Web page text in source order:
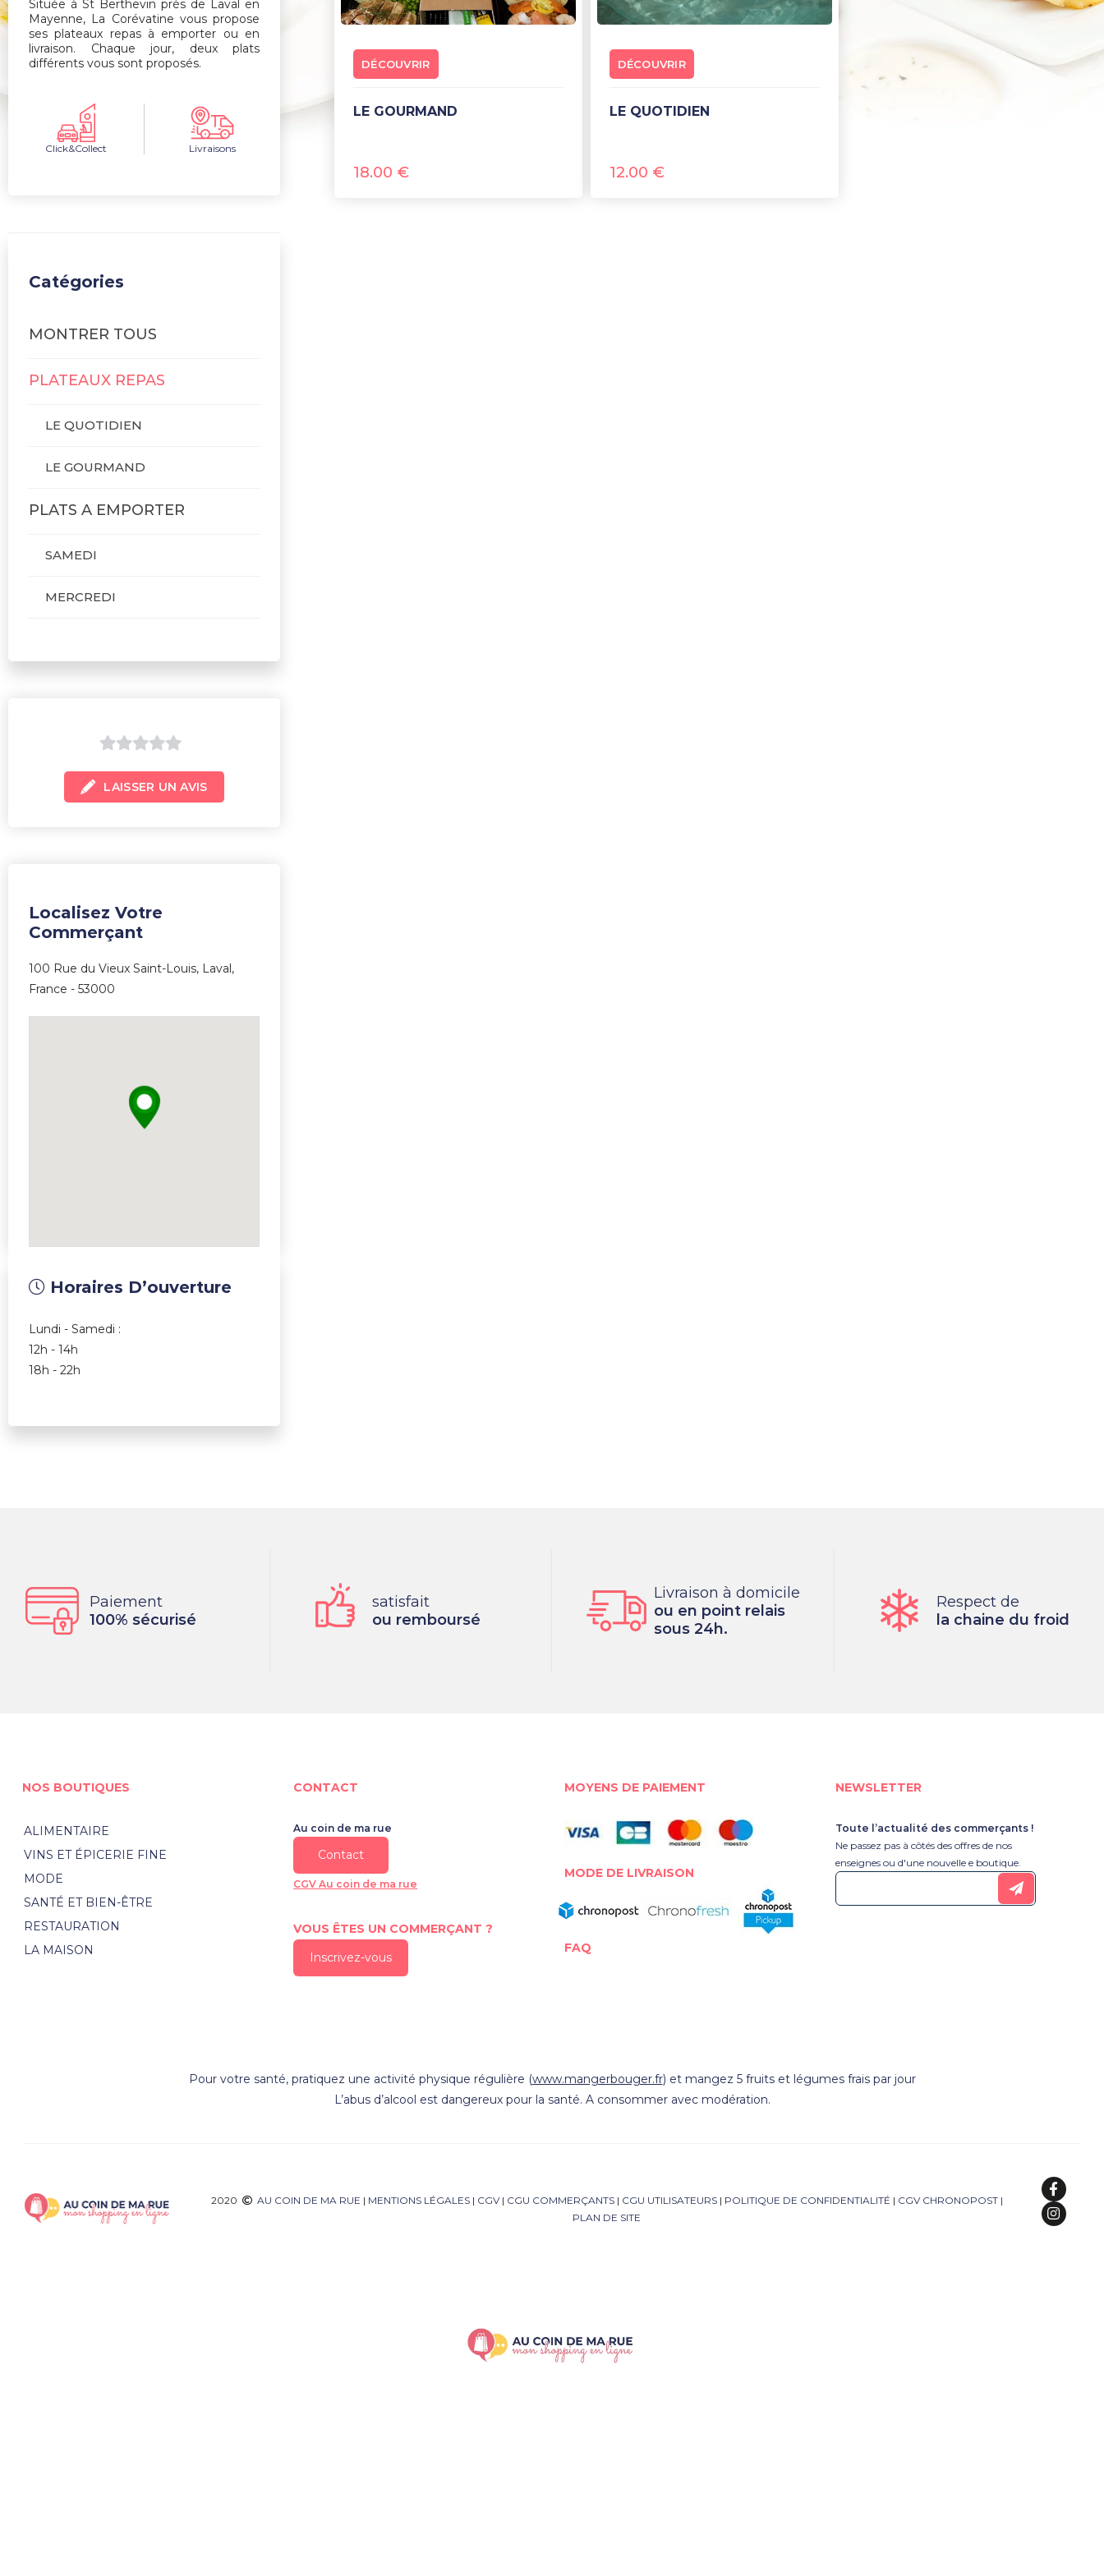
LE GOURMAND
18.00 €
DÉCOUVRIR
LE QUOTIDIEN
12.00 €
DÉCOUVRIR
Située à St Berthevin près de Laval en
Mayenne, La Corévatine vous propose
ses plateaux repas à emporter ou en
livraison. Chaque jour, deux plats
différents vous sont proposés.
Click&Collect Livraisons
Catégories
MONTRER TOUS
PLATEAUX REPAS
LE QUOTIDIEN
LE GOURMAND
PLATS A EMPORTER
SAMEDI
MERCREDI
sur
LAISSER UN AVIS
Localisez Votre
Commerçant
100 Rue du Vieux Saint-Louis, Laval,
France - 53000
Horaires D’ouverture
Lundi - Samedi :
12h - 14h
18h - 22h
Paiement
100% sécurisé
satisfait
ou remboursé
Livraison à domicile
ou en point relais
sous 24h.
Respect de
la chaine du froid
NOS BOUTIQUES
ALIMENTAIRE
VINS ET ÉPICERIE FINE
MODE
SANTÉ ET BIEN-ÊTRE
RESTAURATION
LA MAISON
CONTACT
Au coin de ma rue
Contact
CGV Au coin de ma rue
VOUS ÊTES UN COMMERÇANT ?
Inscrivez-vous
MOYENS DE PAIEMENT
MODE DE LIVRAISON
FAQ
NEWSLETTER
Toute l’actualité des commerçants !
Ne passez pas à côtés des offres de nos
enseignes ou d'une nouvelle e boutique.
Pour votre santé, pratiquez une activité physique régulière (www.mangerbouger.fr) et mangez 5 fruits et légumes frais par jour
L’abus d’alcool est dangereux pour la santé. A consommer avec modération.
2020 AU COIN DE MA RUE | MENTIONS LÉGALES| CGV| CGU COMMERÇANTS| CGU UTILISATEURS| POLITIQUE DE CONFIDENTIALITÉ | CGV CHRONOPOST |
PLAN DE SITE